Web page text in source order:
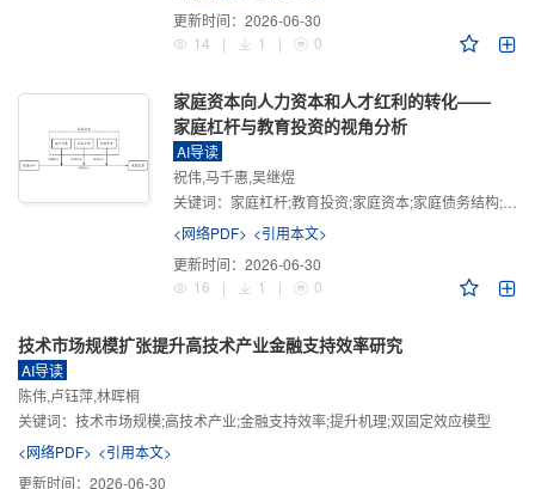
更新时间： 2026-06-30
14
| 1 | 0
家庭资本向人力资本和人才红利的转化——
家庭杠杆与教育投资的视角分析
AI导读
祝伟,马千惠,吴继煜
关键词： 家庭杠杆;教育投资;家庭资本;家庭债务结构;CHFS
<网络PDF> <引用本文>
更新时间： 2026-06-30
16
| 1 | 0
技术市场规模扩张提升高技术产业金融支持效率研究
AI导读
陈伟,卢钰萍,林晖桐
关键词： 技术市场规模;高技术产业;金融支持效率;提升机理;双固定效应模型
<网络PDF> <引用本文>
更新时间： 2026-06-30